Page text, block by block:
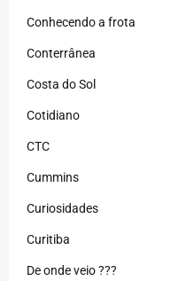
Conhecendo a frota
Conterrânea
Costa do Sol
Cotidiano
CTC
Cummins
Curiosidades
Curitiba
De onde veio ???